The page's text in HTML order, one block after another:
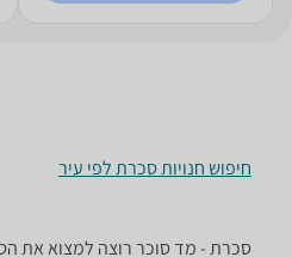
חיפוש חנויות סכרת לפי עיר
סכרת - ‏מד סוכר רוצה למצוא את